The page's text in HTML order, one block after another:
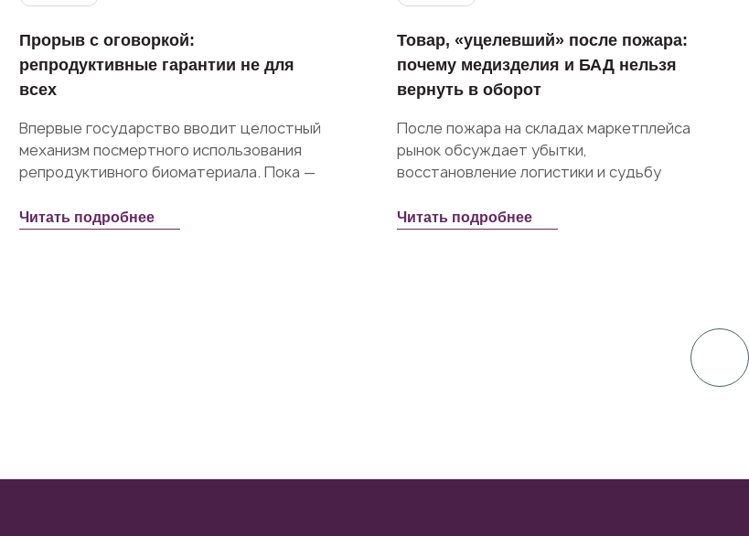
Прорыв с оговоркой:
репродуктивные гарантии не для
всех
Впервые государство вводит целостный
механизм посмертного использования
репродуктивного биоматериала. Пока —
боевых действий. Разберем,...
Читать подробнее
Товар, «уцелевший» после пожара:
почему медизделия и БАД нельзя
вернуть в оборот
После пожара на складах маркетплейса
рынок обсуждает убытки,
восстановление логистики и судьбу
вопрос:...
Читать подробнее